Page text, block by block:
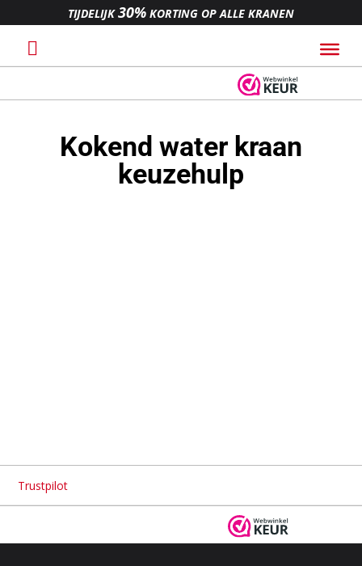
TIJDELIJK30% KORTING OP ALLE KRANEN
N Achteraf betalenvia
Altijd 30 dagenbedenktijd
Kokend water kraan
keuzehulp
Trustpilot
betaling via